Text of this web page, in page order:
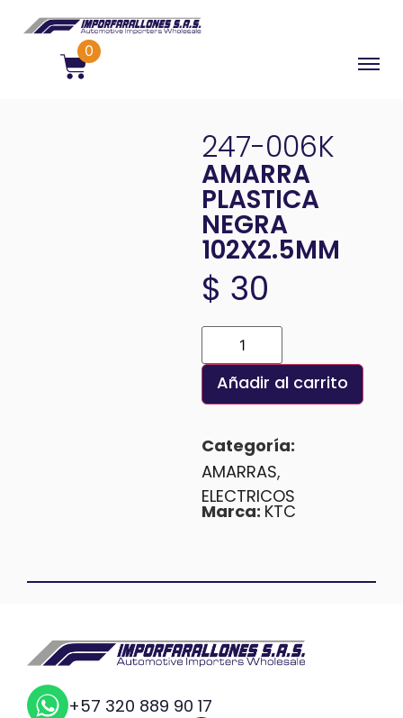
0
247-006K
AMARRA
PLASTICA
NEGRA
102X2.5MM
$ 30
Añadir al carrito
Categoría:
AMARRAS,
ELECTRICOS
Marca: KTC
+57 320 889 90 17